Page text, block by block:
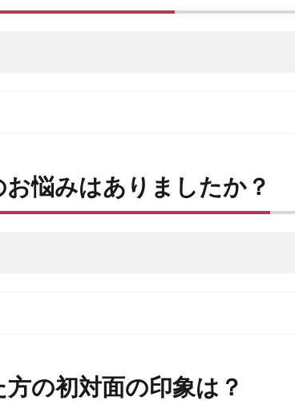
お悩みはありましたか？
方の初対面の印象は？